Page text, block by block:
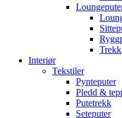
Trekk
Interiør
Tekstiler
Pynteputer
Pledd &
Putetrekk
Seteputer